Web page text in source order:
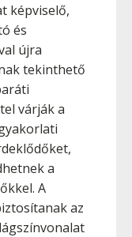
képviselő,
és
újra
tekinthető
várják a
a
A
az